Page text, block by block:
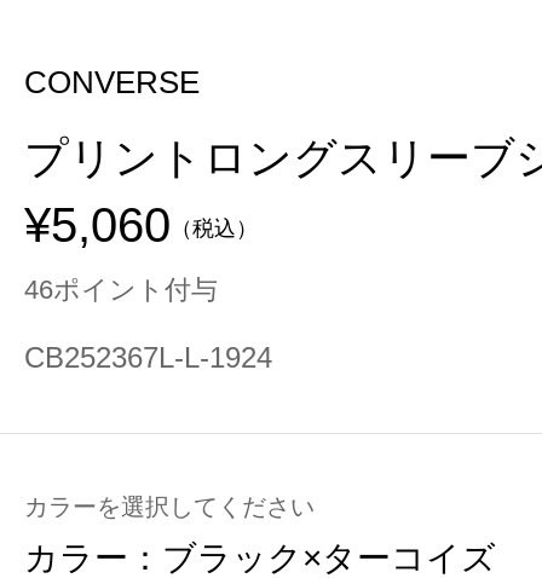
CONVERSE
プリントロングスリーブ
¥5,060 （税込）
46ポイント付与
CB252367L-L-1924
カラーを選択してください
カラー： ブラック×ターコイズ